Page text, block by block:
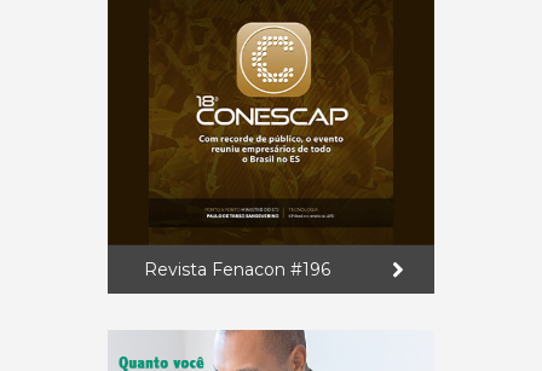
Revista Fenacon #196